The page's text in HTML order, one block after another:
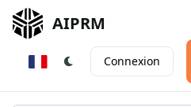
AIPRM
Connexion